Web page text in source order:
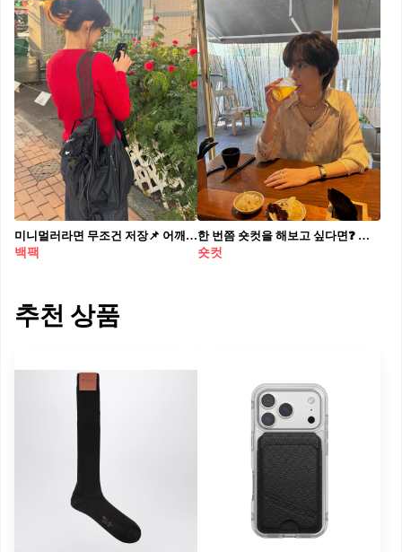
미니멀러라면 무조건 저장📌 어깨는 편하게, 스타일은 확실한 백팩👍🏻💨휘뚜루마뚜루 딱 좋아 데일리로 매기 좋은 백팩 2가지 소개해 드릴게요. 1. 몽벨 버사라이트 팩 15, 6만 원대 신현빈이 맨 백팩은 발리스틱 나일론 립스탑 소재를 활용한 초경량 백팩입니다. 가볍지만 내구성이 뛰어나며, 접어서 자체 포켓에 넣을 수 있어 휴대성이 높죠. 상단을 여닫아 물건을 간편하게 넣고 꺼낼 수 있고, 캐주얼하면서도 미니멀한 디자인이 특징입니다. 2. 미닛뮤트 25 백팩, 30만 원대 장희령이 든 가방은 시간이 지날수록 빈티지한 무드가 강해지는 이태리 카프 스웨이드 소재로, 등판과 스트랩에는 나일론 방수 원단을 활용해 이염을 줄였죠. 측면 지퍼로 수납 편의성을 높이고, 체인 심볼 장식을 더해 디자인에 확실한 포인트를 주었습니다.
백팩
한 번쯤 숏컷을 해보고 싶다면❓ 유독 숏컷만 하면 분위기가 살아나는 셀럽들, 그들의 얼굴형과 무드를 살펴보면 몇 가지 공통된 특징이 있습니다. 이번 여름, 그 특징을 참고해 시원한 숏컷에 과감히 도전해보세요! 1. 작고 입체적인 얼굴형 2. 긴 목과 뚜렷한 턱선 3. 높고 단정한 이마 라인 4. 귀가 작고 귓바퀴 라인이 예쁜 경우
숏컷
추천 상품